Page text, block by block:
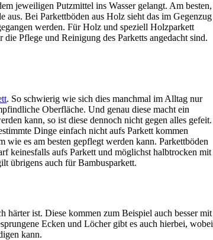
jeweiligen Putzmittel ins Wasser gelangt. Am besten,
Bei Parkettböden aus Holz sieht das im Gegenzug
werden. Für Holz und speziell Holzparkett
Pflege und Reinigung des Parketts angedacht sind.
. So schwierig wie sich dies manchmal im Alltag nur
Oberfläche. Und genau diese macht ein
kann, so ist diese dennoch nicht gegen alles gefeit.
Dinge einfach nicht aufs Parkett kommen
es am besten gepflegt werden kann. Parkettböden
keinesfalls aufs Parkett und möglichst halbtrocken mit
übrigens auch für Bambusparkett.
härter ist. Diese kommen zum Beispiel auch besser mit
Ecken und Löcher gibt es auch hierbei, wobei
kann.